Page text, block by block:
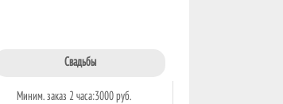
Свадьбы
Миним. заказ 2 часа:3000 руб.